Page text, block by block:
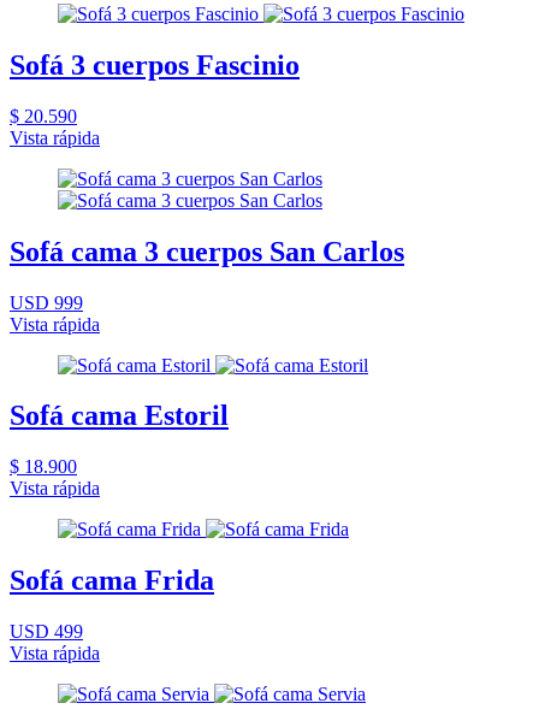
Sofá 3 cuerpos Fascinio
$ 20.590
Vista rápida
Sofá cama 3 cuerpos San Carlos
USD 999
Vista rápida
Sofá cama Estoril
$ 18.900
Vista rápida
Sofá cama Frida
USD 499
Vista rápida